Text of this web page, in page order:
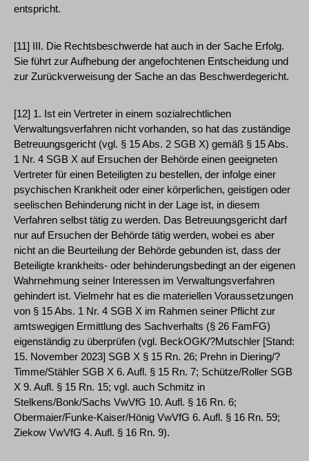
entspricht.
[11] III. Die Rechtsbeschwerde hat auch in der Sache Erfolg.
Sie führt zur Aufhebung der angefochtenen Entscheidung und
zur Zurückverweisung der Sache an das Beschwerdegericht.
[12] 1. Ist ein Vertreter in einem sozialrechtlichen
Verwaltungsverfahren nicht vorhanden, so hat das zuständige
Betreuungsgericht (vgl. § 15 Abs. 2 SGB X) gemäß § 15 Abs.
1 Nr. 4 SGB X auf Ersuchen der Behörde einen geeigneten
Vertreter für einen Beteiligten zu bestellen, der infolge einer
psychischen Krankheit oder einer körperlichen, geistigen oder
seelischen Behinderung nicht in der Lage ist, in diesem
Verfahren selbst tätig zu werden. Das Betreuungsgericht darf
nur auf Ersuchen der Behörde tätig werden, wobei es aber
nicht an die Beurteilung der Behörde gebunden ist, dass der
Beteiligte krankheits- oder behinderungsbedingt an der eigenen
Wahrnehmung seiner Interessen im Verwaltungsverfahren
gehindert ist. Vielmehr hat es die materiellen Voraussetzungen
von § 15 Abs. 1 Nr. 4 SGB X im Rahmen seiner Pflicht zur
amtswegigen Ermittlung des Sachverhalts (§ 26 FamFG)
eigenständig zu überprüfen (vgl. BeckOGK/?Mutschler [Stand:
15. November 2023] SGB X § 15 Rn. 26; Prehn in Diering/?
Timme/Stähler SGB X 6. Aufl. § 15 Rn. 7; Schütze/Roller SGB
X 9. Aufl. § 15 Rn. 15; vgl. auch Schmitz in
Stelkens/Bonk/Sachs VwVfG 10. Aufl. § 16 Rn. 6;
Obermaier/Funke-Kaiser/Hönig VwVfG 6. Aufl. § 16 Rn. 59;
Ziekow VwVfG 4. Aufl. § 16 Rn. 9).